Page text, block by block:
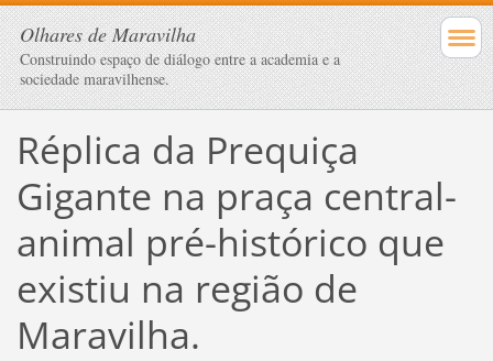
Olhares de Maravilha
Construindo espaço de diálogo entre a academia e a
sociedade maravilhense.
Réplica da Prequiça
Gigante na praça central-
animal pré-histórico que
existiu na região de
Maravilha.